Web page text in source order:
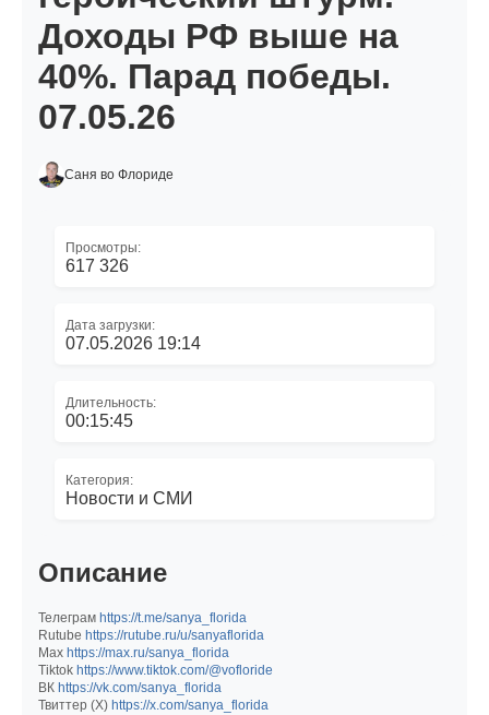
Доходы РФ выше на
40%. Парад победы.
07.05.26
Саня во Флориде
Просмотры:
617 326
Дата загрузки:
07.05.2026 19:14
Длительность:
00:15:45
Категория:
Новости и СМИ
Описание
Телеграм https://t.me/sanya_florida
Rutube https://rutube.ru/u/sanyaflorida
Мах https://max.ru/sanya_florida
Tiktok https://www.tiktok.com/@vofloride
ВК https://vk.com/sanya_florida
Твиттер (Х) https://x.com/sanya_florida